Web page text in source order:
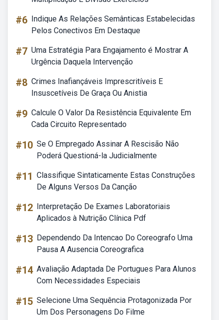
#6 Indique As Relações Semânticas Estabelecidas
Pelos Conectivos Em Destaque
#7 Uma Estratégia Para Engajamento é Mostrar A
Urgência Daquela Intervenção
#8 Crimes Inafiançáveis Imprescritíveis E
Insuscetíveis De Graça Ou Anistia
#9 Calcule O Valor Da Resistência Equivalente Em
Cada Circuito Representado
#10 Se O Empregado Assinar A Rescisão Não
Poderá Questioná-la Judicialmente
#11 Classifique Sintaticamente Estas Construções
De Alguns Versos Da Canção
#12 Interpretação De Exames Laboratoriais
Aplicados à Nutrição Clínica Pdf
#13 Dependendo Da Intencao Do Coreografo Uma
Pausa A Ausencia Coreografica
#14 Avaliação Adaptada De Portugues Para Alunos
Com Necessidades Especiais
#15 Selecione Uma Sequência Protagonizada Por
Um Dos Personagens Do Filme